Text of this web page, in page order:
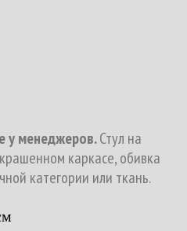
у менеджеров.Стул на
каркасе, обивка
категории или ткань.